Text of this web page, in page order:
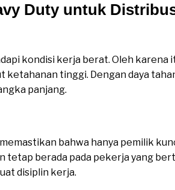
Duty untuk
kondisi kerja berat. Oleh karena
tinggi. Dengan daya
panjang.
bahwa hanya pemilik
berada pada pekerja yang
disiplin kerja.